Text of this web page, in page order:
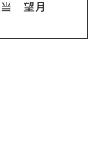
当 望月